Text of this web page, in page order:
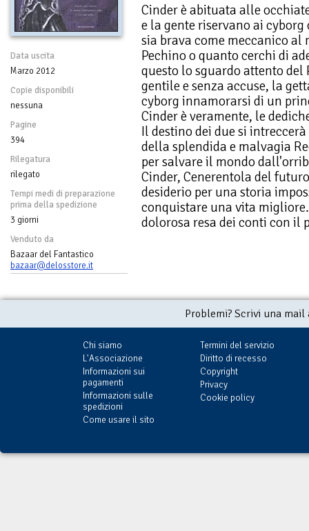
Data uscita
Marzo 2012
Copie disponibili
nessuna
Pagine
394
Rilegatura
rilegato
Tempi medi di preparazione
prima della spedizione
3 giorni
Venduto da
Bazaar del Fantastico
bazaar@delosstore.it
Cinder è abituata alle
e la gente riservano ai
sia brava come meccanico
Pechino o quanto cerchi di
questo lo sguardo attento
gentile e senza accuse, la
cyborg innamorarsi di un
Cinder è veramente, le
Il destino dei due si
della splendida e malvagia
per salvare il mondo
Cinder, Cenerentola del
desiderio per una storia
conquistare una vita
dolorosa resa dei conti con il
Problemi? Scrivi una
Chi siamo
L'Associazione
Informazioni sui
pagamenti
Informazioni sulle
spedizioni
Come usare il sito
Termini del servizio
Diritto di recesso
Copyright
Privacy
Cookie policy